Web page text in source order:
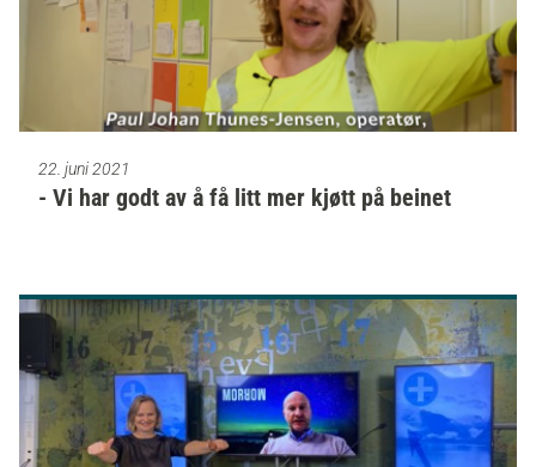
22. juni 2021
- Vi har godt av å få litt mer kjøtt på beinet